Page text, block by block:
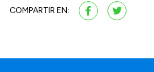
COMPARTIR EN: